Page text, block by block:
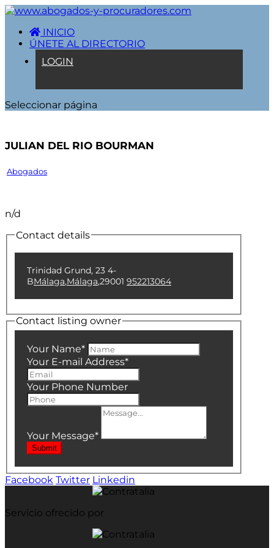
INICIO
ÚNETE AL DIRECTORIO
LOGIN
Seleccionar página
JULIAN DEL RIO BOURMAN
Abogados
n/d
Contact details
Trinidad Grund, 23 4-
BMálaga,Málaga,29001 952213064
Contact listing owner
Your Name*
Your E-mail Address*
Your Phone Number
Your Message*
Submit
Facebook Twitter Linkedin
Servicio ofrecido por